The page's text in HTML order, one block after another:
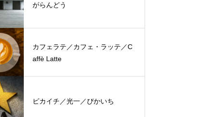
がらんどう
カフェラテ／カフェ・ラッテ／C
affè Latte
ピカイチ／光一／ぴかいち